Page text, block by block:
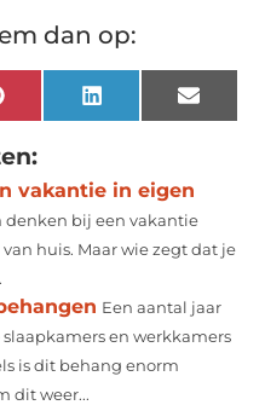
dan op:
Pinterest LinkedIn Email
vakantie in eigen
denken bij een vakantie
huis. Maar wie zegt dat je
Een aantal jaar
en werkkamers
is dit behang enorm
dit weer...